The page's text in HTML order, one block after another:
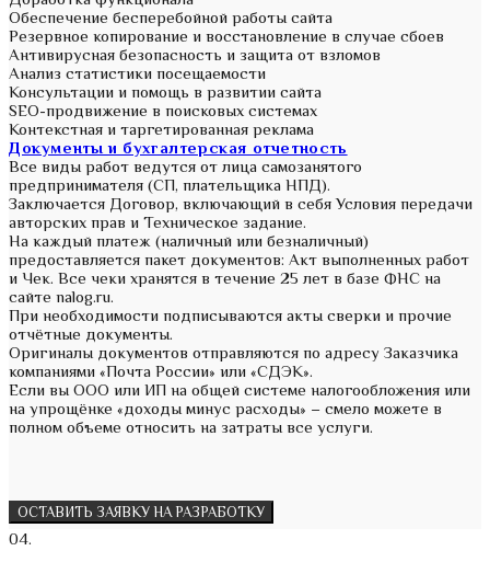
Обеспечение бесперебойной работы сайта
Резервное копирование и восстановление в случае сбоев
Антивирусная безопасность и защита от взломов
Анализ статистики посещаемости
Консультации и помощь в развитии сайта
SEO-продвижение в поисковых системах
Контекстная и таргетированная реклама
Документы и бухгалтерская отчетность
Все виды работ ведутся от лица самозанятого
предпринимателя (СП, плательщика НПД).
Заключается Договор, включающий в себя Условия передачи
авторских прав и Техническое задание.
На каждый платеж (наличный или безналичный)
предоставляется пакет документов: Акт выполненных работ
и Чек. Все чеки хранятся в течение 25 лет в базе ФНС на
сайте nalog.ru.
При необходимости подписываются акты сверки и прочие
отчётные документы.
Оригиналы документов отправляются по адресу Заказчика
компаниями «Почта России» или «СДЭК».
Если вы ООО или ИП на общей системе налогообложения или
на упрощёнке «доходы минус расходы» – смело можете в
полном объеме относить на затраты все услуги.
ОСТАВИТЬ ЗАЯВКУ НА РАЗРАБОТКУ
04.